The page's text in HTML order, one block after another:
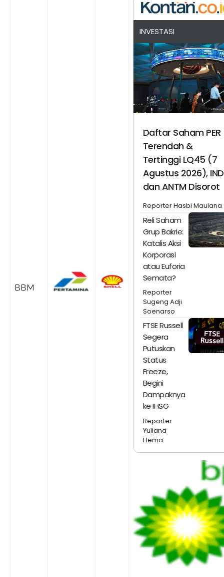
BBM
INVESTASI
Daftar Saham PER
Terendah &
Tertinggi LQ45 (7
Agustus 2026),
dan ANTM Disorot
Reporter Hasbi Maulana
Reli Saham
Grup Bakrie:
Katalis Aksi
Korporasi
atau Euforia
Semata?
Reporter
Sugeng Adji
Soenarso
FTSE Russell
Segera
Putuskan
Status
Freeze,
Begini
Dampaknya
ke IHSG
Reporter
Yuliana
Hema